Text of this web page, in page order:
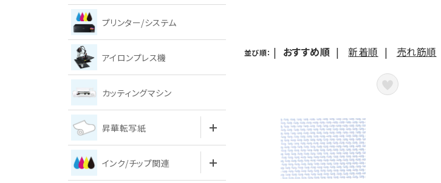
並び順： | おすすめ順 | 新着順 | 売れ筋順
プリンター/システム
アイロンプレス機
カッティングマシン
昇華転写紙
インク/チップ関連